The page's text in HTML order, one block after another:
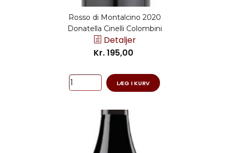
Rosso di Montalcino 2020
Donatella Cinelli Colombini
Detaljer
Kr. 195,00
LÆG I KURV